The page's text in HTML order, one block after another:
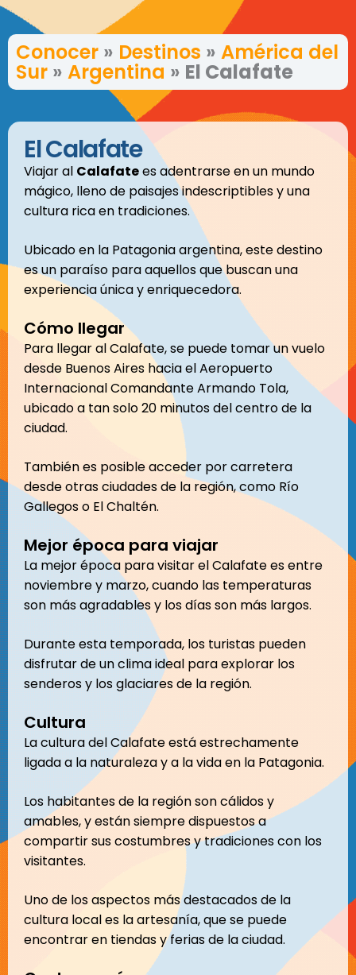
Conocer » Destinos » América del
Sur » Argentina » El Calafate
El Calafate
Viajar al Calafatees adentrarse en un mundo
mágico, lleno de paisajes indescriptibles y una
cultura rica en tradiciones.
Ubicado en la Patagonia argentina, este destino
es un paraíso para aquellos que buscan una
experiencia única y enriquecedora.
Cómo llegar
Para llegar al Calafate, se puede tomar un vuelo
desde Buenos Aires hacia el Aeropuerto
Internacional Comandante Armando Tola,
ubicado a tan solo 20 minutos del centro de la
ciudad.
También es posible acceder por carretera
desde otras ciudades de la región, como Río
Gallegos o El Chaltén.
Mejor época para viajar
La mejor época para visitar el Calafate es entre
noviembre y marzo, cuando las temperaturas
son más agradables y los días son más largos.
Durante esta temporada, los turistas pueden
disfrutar de un clima ideal para explorar los
senderos y los glaciares de la región.
Cultura
La cultura del Calafate está estrechamente
ligada a la naturaleza y a la vida en la Patagonia.
Los habitantes de la región son cálidos y
amables, y están siempre dispuestos a
compartir sus costumbres y tradiciones con los
visitantes.
Uno de los aspectos más destacados de la
cultura local es la artesanía, que se puede
encontrar en tiendas y ferias de la ciudad.